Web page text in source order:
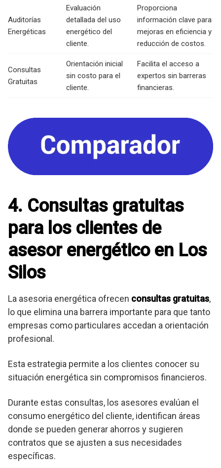
Auditorías
Energéticas
Evaluación
detallada del uso
energético del
cliente.
Proporciona
información clave para
mejoras en eficiencia y
reducción de costos.
Consultas
Gratuitas
Orientación inicial
sin costo para el
cliente.
Facilita el acceso a
expertos sin barreras
financieras.
4. Consultas gratuitas
para los clientes de
asesor energético en Los
Silos
La asesoria energética ofrecen consultas gratuitas,
lo que elimina una barrera importante para que tanto
empresas como particulares accedan a orientación
profesional.
Esta estrategia permite a los clientes conocer su
situación energética sin compromisos financieros.
Durante estas consultas, los asesores evalúan el
consumo energético del cliente, identifican áreas
donde se pueden generar ahorros y sugieren
contratos que se ajusten a sus necesidades
específicas.